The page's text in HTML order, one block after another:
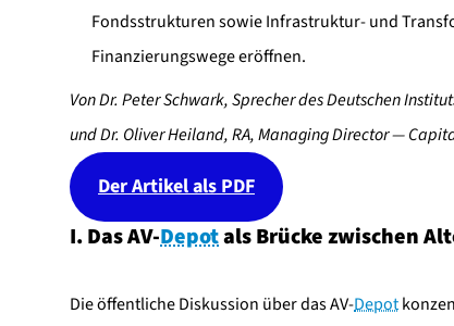
Fondsstrukturen sowie Infrastruktur- und
Finanzierungswege eröffnen.
Von Dr. Peter Schwark, Sprecher des Deutschen
undDr. Oliver Heiland, RA, Managing Director —
Der Artikel als PDF
I. Das AV-Depotals Brücke zwischen
Die öffentliche Diskussion über das AV-Depot